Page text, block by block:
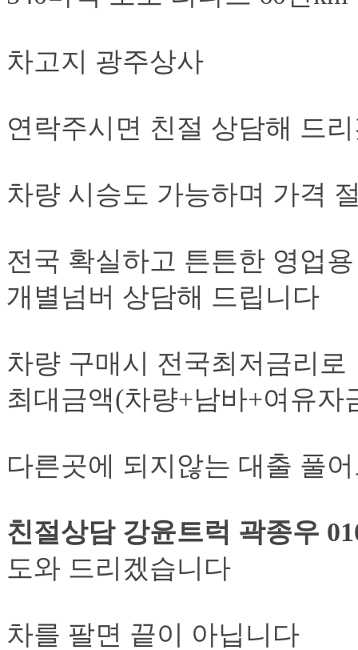
차고지 광주상사
연락주시면 친절 상담해 드
차량 시승도 가능하며 가격
전국 확실하고 튼튼한 영업
개별넘버 상담해 드립니다
차량 구매시 전국최저금리로
최대금액(차량+남바+여유
다른곳에 되지않는 대출 풀
친절상담 강윤트럭 곽종우
도와 드리겠습니다
차를 팔면 끝이 아닙니다